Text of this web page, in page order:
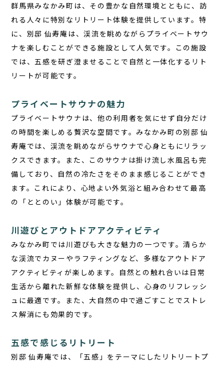
群馬県みなかみ町は、その豊かな自然環境とともに、訪
れる人々に特別なリトリート体験を提供しています。特
に、別邸 仙寿庵は、渓流を眺めながらプライベートサウ
ナを楽しむことができる施設として人気です。この施設
では、五感を研ぎ澄ませることで自然と一体化するリト
リートが可能です。
プライベートサウナの魅力
プライベートサウナ は、他の利用者を気にせず自分だけ
の時間を楽しめる贅沢な空間です。みなかみ町の別邸 仙
寿庵では、渓流を眺めながらサウナで心身ともにリラッ
クスできます。また、このサウナは掛け流し水風呂も完
備しており、自然の冷たさをそのまま感じることができ
ます。これにより、心地よい外気浴と組み合わせて最高
の「ととのい」体験が可能です。
川遊びとアウトドアアクティビティ
みなかみ町では川遊びも大きな魅力の一つです。清らか
な渓流でカヌーやラフティングなど、多様なアウトドア
アクティビティが楽しめます。自然との触れ合いは日常
生活から離れた新鮮な体験を提供し、心身のリフレッシ
ュに最適です。また、大自然の中で過ごすことでストレ
ス解消にも効果的です。
五感で感じるリトリート
別邸 仙寿庵では、「五感」をテーマにしたリトリートプ